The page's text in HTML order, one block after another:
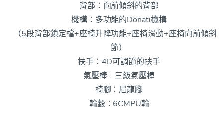
背部：向前傾斜的背部
機構：多功能的Donati機構
（5段背部鎖定檔+座椅升降功能+座椅滑動+座椅向前傾斜
節）
扶手：4D可調節的扶手
氣壓棒：三級氣壓棒
椅腳：尼龍腳
輪轂：6CMPU輪